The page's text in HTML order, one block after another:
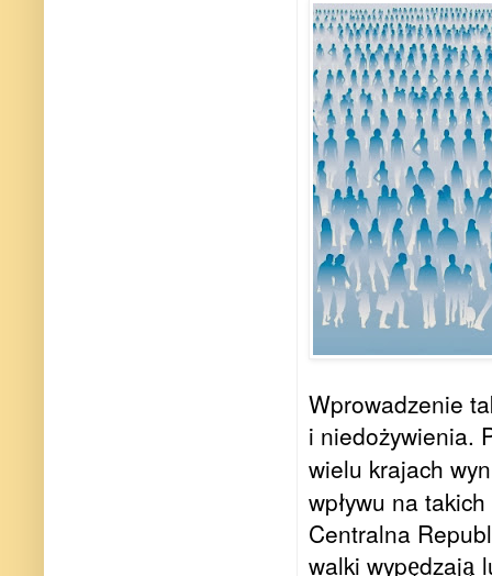
Wprowadzenie
i niedożywienia.
wielu krajach
wpływu na
Centralna
walki wypędzają